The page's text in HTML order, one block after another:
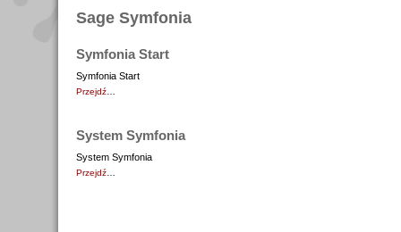
Sage Symfonia
Symfonia Start
Symfonia Start
Przejdź
System Symfonia
System Symfonia
Przejdź